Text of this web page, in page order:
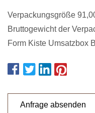
Verpackungsgröße
Bruttogewicht der
Form Kiste Umsatzbox
Anfrage absenden